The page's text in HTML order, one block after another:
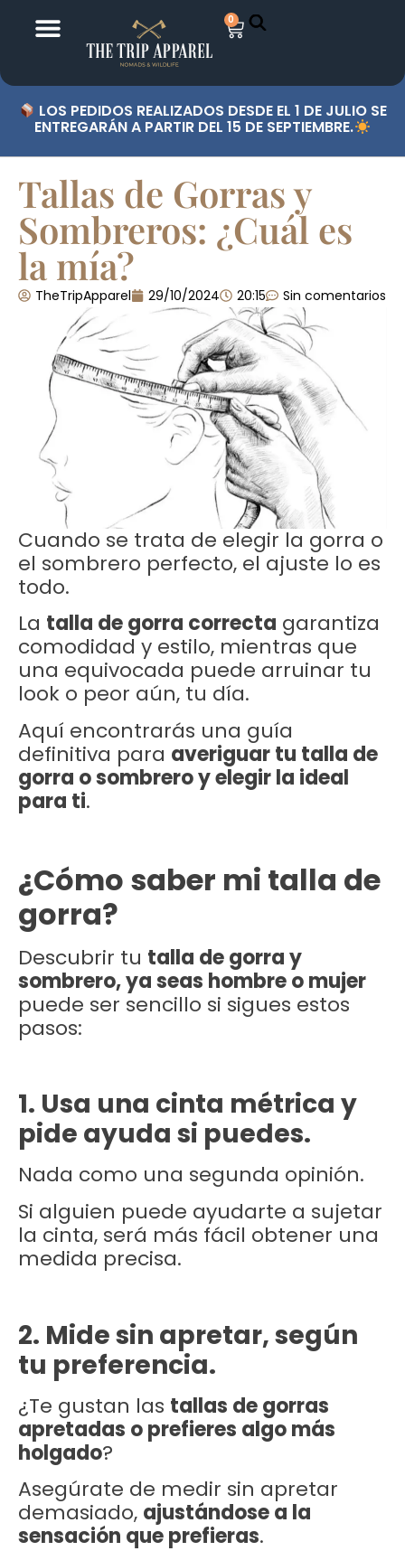
0
LOS PEDIDOS REALIZADOS DESDE EL 1 DE JULIO SE
ENTREGARÁN A PARTIR DEL 15 DE SEPTIEMBRE.
Tallas de Gorras y
Sombreros: ¿Cuál es
la mía?
TheTripApparel 29/10/2024 20:15 Sin comentarios
Cuando se trata de elegir la gorra o
el sombrero perfecto, el ajuste lo es
todo.
La talla de gorra correcta garantiza
comodidad y estilo, mientras que
una equivocada puede arruinar tu
look o peor aún, tu día.
Aquí encontrarás una guía
definitiva para averiguar tu talla de
gorra o sombrero y elegir la ideal
para ti.
¿Cómo saber mi talla de
gorra?
Descubrir tu talla de gorra y
sombrero, ya seas hombre o mujer
puede ser sencillo si sigues estos
pasos:
1. Usa una cinta métrica y
pide ayuda si puedes.
Nada como una segunda opinión.
Si alguien puede ayudarte a sujetar
la cinta, será más fácil obtener una
medida precisa.
2. Mide sin apretar, según
tu preferencia.
¿Te gustan las tallas de gorras
apretadas o prefieres algo más
holgado?
Asegúrate de medir sin apretar
demasiado, ajustándose a la
sensación que prefieras.